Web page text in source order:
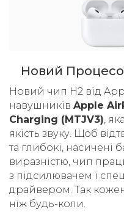
Новий
Новий чип H2 від
навушників Apple
Charging (MTJV3) ,
якість звуку. Щоб
та глибокі,
виразністю, чип
з підсилювачем і
драйвером. Так
ніж будь-коли.